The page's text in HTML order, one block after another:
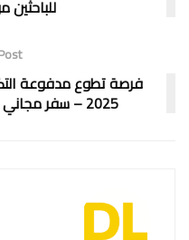
للباحثين
فرصة تطوع مدفوعة
2025 – سفر مجاني برعاية المفوضية الأوروبية